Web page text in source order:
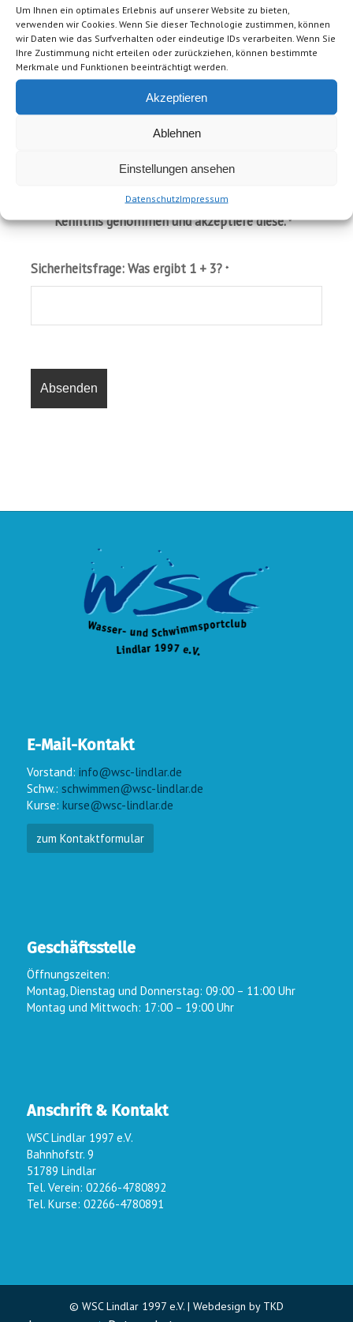
Um Ihnen ein optimales Erlebnis auf unserer Website zu bieten,
verwenden wir Cookies. Wenn Sie dieser Technologie zustimmen, können
wir Daten wie das Surfverhalten oder eindeutige IDs verarbeiten. Wenn Sie
Ihre Zustimmung nicht erteilen oder zurückziehen, können bestimmte
Merkmale und Funktionen beeinträchtigt werden.
Akzeptieren
Ablehnen
Einstellungen ansehen
DatenschutzImpressum
Ich habe die Hinweise zumDatenschutz
Kenntnis genommen und akzeptiere diese.*
Sicherheitsfrage: Was ergibt 1 + 3? *
E-Mail-Kontakt
Vorstand: info@wsc-lindlar.de
Schw.: schwimmen@wsc-lindlar.de
Kurse: kurse@wsc-lindlar.de
zum Kontaktformular
Geschäftsstelle
Öffnungszeiten:
Montag, Dienstag und Donnerstag: 09:00 – 11:00 Uhr
Montag und Mittwoch: 17:00 – 19:00 Uhr
Anschrift & Kontakt
WSC Lindlar 1997 e.V.
Bahnhofstr. 9
51789 Lindlar
Tel. Verein: 02266-4780892
Tel. Kurse: 02266-4780891
© WSC Lindlar 1997 e.V. | Webdesign by TKD